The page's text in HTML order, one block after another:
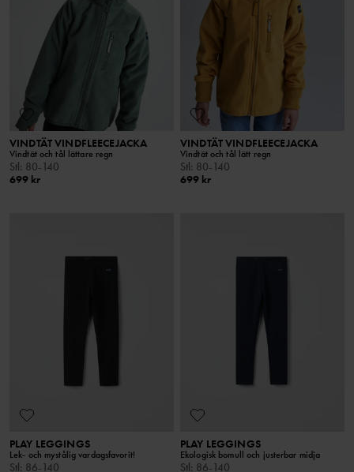
VINDTÄT VINDFLEECEJACKA
Vindtät och tål lättare regn
Stl: 80-140
699 kr
VINDTÄT VINDFLEECEJACKA
Vindtät och tål lätt regn
Stl: 80-140
699 kr
PLAY LEGGINGS
Lek- och mystålig vardagsfavorit!
Stl : 86-140
PLAY LEGGINGS
Ekologisk bomull och justerbar midja
Stl : 86-140